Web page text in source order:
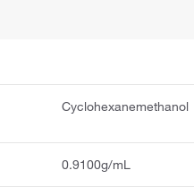
Cyclohexanemethanol
0.9100g/mL